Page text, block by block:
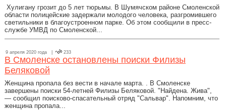
Хулигану грозит до 5 лет тюрьмы. В Шумячском районе Смоленской
области полицейские задержали молодого человека, разгромившего
светильники в благоустроенном парке. Об этом сообщили в пресс-
службе УМВД по Смоленской...
9 апреля 2020 года | 233
В Смоленске остановлены поиски Филизы
Беляковой
Женщина пропала без вести в начале марта. . В Смоленске
завершены поиски 54-летней Филизы Беляковой. "Найдена. Жива",
— сообщил поисково-спасательный отряд "Сальвар". Напомним, что
женщина пропала...